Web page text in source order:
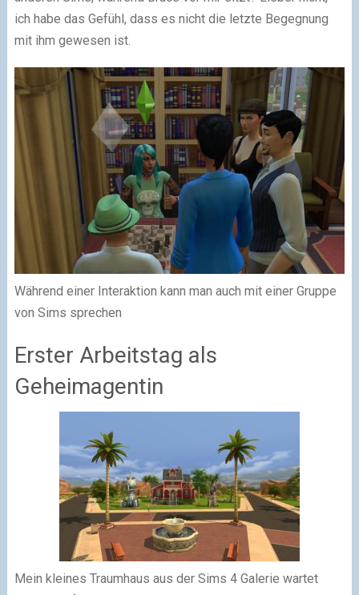
ich habe das Gefühl, dass es nicht die letzte Begegnung
mit ihm gewesen ist.
Während einer Interaktion kann man auch mit einer Gruppe
von Sims sprechen
Erster Arbeitstag als
Geheimagentin
Mein kleines Traumhaus aus der Sims 4 Galerie wartet